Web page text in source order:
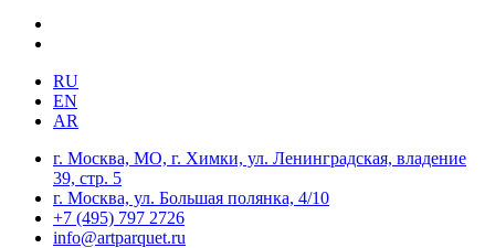
RU
EN
AR
г. Москва, МО, г. Химки, ул. Ленинградская, владение
39, стр. 5
г. Москва, ул. Большая полянка, 4/10
+7 (495) 797 2726
info@artparquet.ru